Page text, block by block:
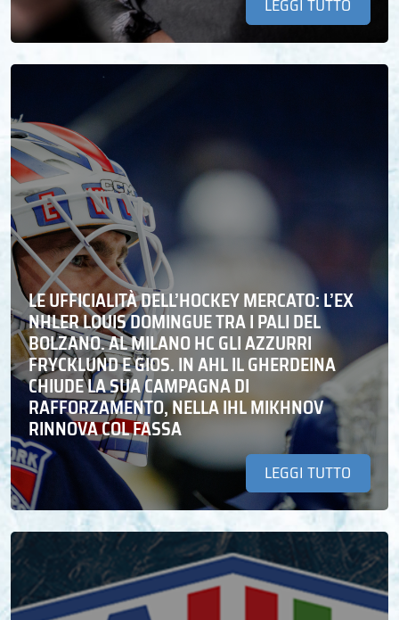
LEGGI TUTTO
LE UFFICIALITÀ DELL’HOCKEY MERCATO: L’EX
NHLER LOUIS DOMINGUE TRA I PALI DEL
BOLZANO. AL MILANO HC GLI AZZURRI
FRYCKLUND E GIOS. IN AHL IL GHERDEINA
CHIUDE LA SUA CAMPAGNA DI
RAFFORZAMENTO, NELLA IHL MIKHNOV
RINNOVA COL FASSA
LEGGI TUTTO